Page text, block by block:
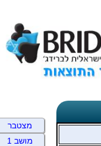
מצטבר
מושב 1